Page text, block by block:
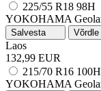
225/55 R18 98H
YOKOHAMA
Salvesta Võrdle
Laos
132,99 EUR
215/70 R16 100H
YOKOHAMA